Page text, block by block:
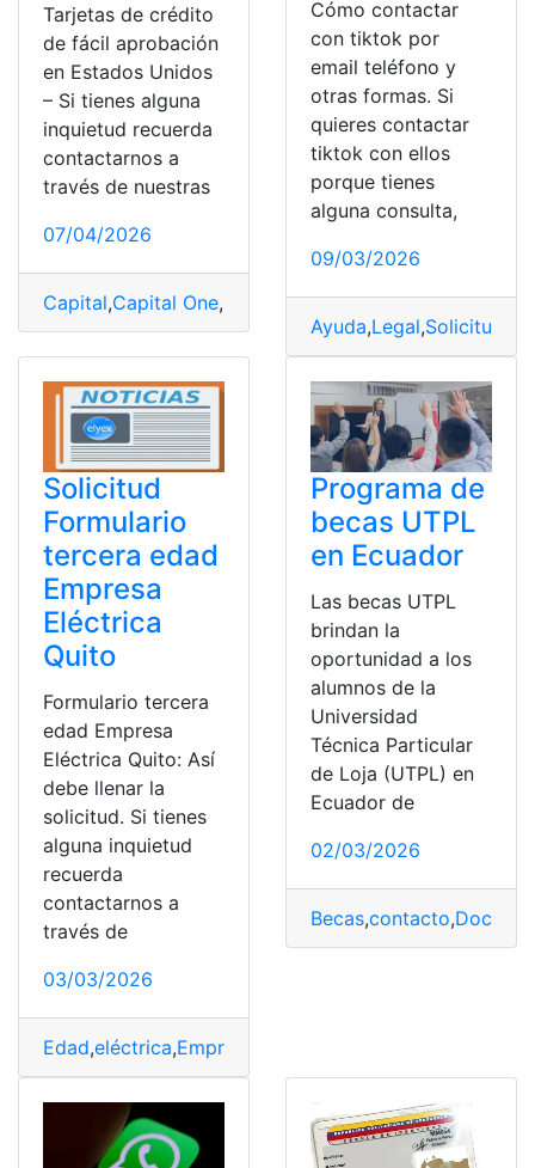
Tarjetas de crédito
de fácil aprobación
en Estados Unidos
– Si tienes alguna
inquietud recuerda
contactarnos a
través de nuestras
07/04/2026
Capital,Capital One, Crédito,Estados Unidos,Solicitud
Cómo contactar
con tiktok por
email teléfono y
otras formas. Si
quieres contactar
tiktok con ellos
porque tienes
alguna consulta,
09/03/2026
Ayuda,Legal,Solicitud
Solicitud
Formulario
tercera edad
Empresa
Eléctrica
Quito
Formulario tercera
edad Empresa
Eléctrica Quito: Así
debe llenar la
solicitud. Si tienes
alguna inquietud
recuerda
contactarnos a
través de
03/03/2026
Edad,eléctrica,Empresa
Programa de
becas UTPL
en Ecuador
Las becas UTPL
brindan la
oportunidad a los
alumnos de la
Universidad
Técnica Particular
de Loja (UTPL) en
Ecuador de
02/03/2026
Becas,contacto,